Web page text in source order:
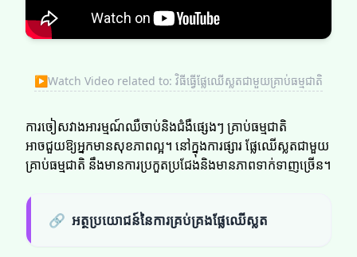
▶Watch Video related to: វិធីធ្វើផ្លែឈើស្លតជាមួយគ្រាប់ធម្មជាតិ
ការចៀសវាងអារម្មណ៍ឈឺចាប់និងជំងឺផ្សេងៗ គ្រាប់ធម្មជាតិ
អាចជួយឱ្យអ្នកមានសុខភាពល្អ។ នៅក្នុងការផ្សារ ផ្លែឈើស្លតជាមួយ
គ្រាប់ធម្មជាតិ នឹងមានការប្រកួតប្រជែងនិងមានភាពទាក់ទាញច្រើន។
🔗 អត្ថប្រយោជន៍នៃការគ្រប់គ្រងផ្លែឈើស្លត